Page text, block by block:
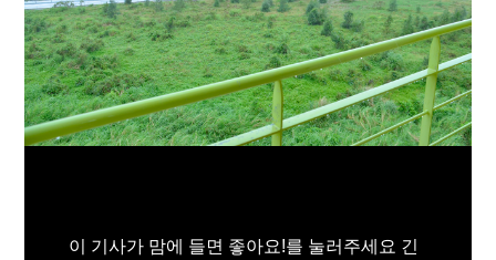
이 기사가 맘에 들면 좋아요!를 눌러주세요 긴